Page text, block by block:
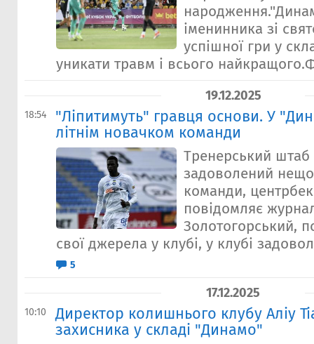
іменинника зі
успішної гри у
уникати травм і всього
19.12.2025
18:54
"Ліпитимуть" гравця основи. У
літнім новачком команди
Тренерський
задоволений
команди,
повідомляє
Золотогорський,
свої джерела у клубі, у клубі
5
17.12.2025
10:10
Директор колишнього клубу Аліу
захисника у складі "Динамо"